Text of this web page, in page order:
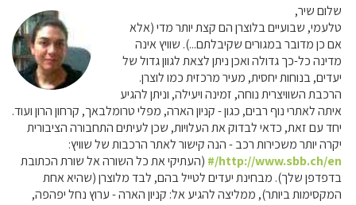
שלום שיר,
טלעמי, שבועיים בלוצרן הם קצת יותר מדי (אלא
אם כן מדובר במגורים שקיבלתם...). שוויץ אינה
מדינה כל-כך גדולה ואכן ניתן לצאת לגוון גדול של
יעדים, בנוחות יחסית, מעיר מרכזית כמו לוצרן.
הרכבת השוויצרית נוחה, זמינה ויעילה, וניתן להגיע
איתה לאתרי נוף רבים, כגון - קניון הארה, מפלי טרומלבאך, קרחון הרון ועוד.
יחד עם זאת, כדאי לבדוק את העלויות, שכן לעיתים התחבורה הציבורית
יקרה יותר משכירות רכב - הנה קישור לאתר הרכבות של שוויץ:
http://www.sbb.ch/en/#
(העתיקי את כל השורה אל שורת הכתובת
בדפדפן שלך). מבחינת יעדים לטייל בהם, לבד מלוצרן (שהיא אחת
המקסימות ביותר), ממליצה להגיע אל: קניון הארה - ערוץ נחל יפהפה,